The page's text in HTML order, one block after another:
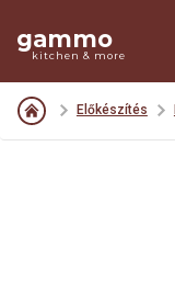
gammo
kitchen & more
Előkészítés